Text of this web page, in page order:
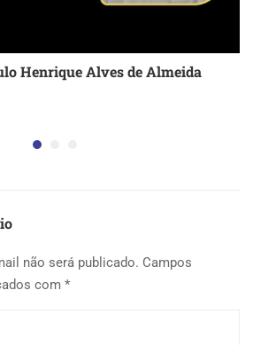
Henrique Alves de Almeida
não será publicado. Campos
com *